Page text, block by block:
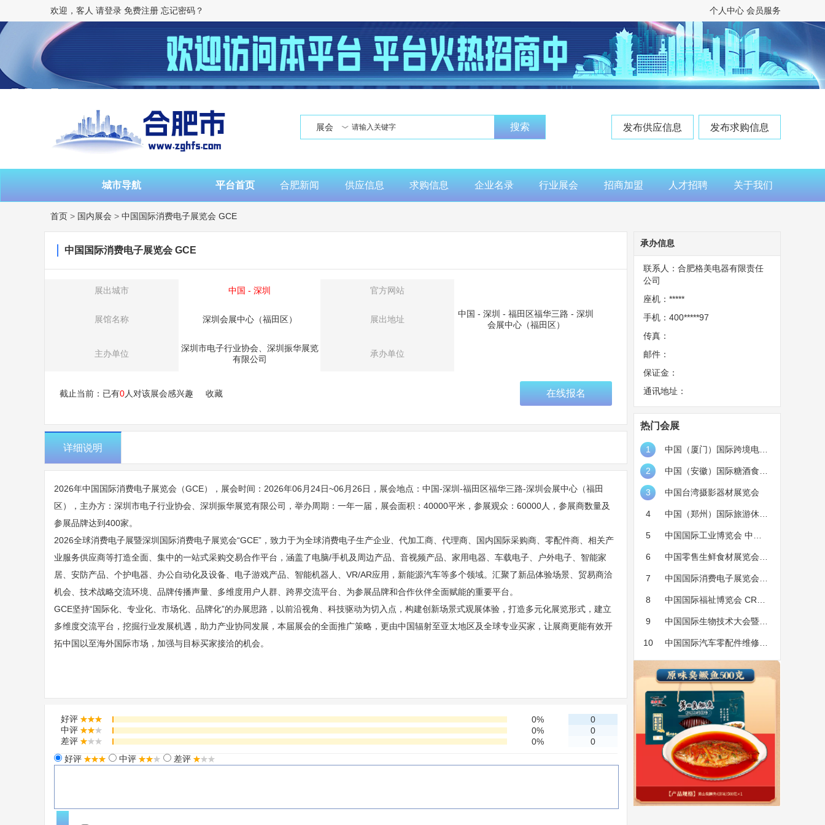
欢迎，客人 请登录 免费注册 忘记密码？ 个人中心 会员服务
展会 搜索 发布供应信息 发布求购信息
城市导航 平台首页 合肥新闻 供应信息 求购信息 企业名录 行业展会 招商加盟 人才招聘 关于我们
首页 > 国内展会 > 中国国际消费电子展览会 GCE
承办信息
联系人：合肥格美电器有限责任
公司
座机：*****
手机：400*****97
传真：
邮件：
保证金：
通讯地址：
热门会展
1 中国（厦门）国际跨境电商
展览会
2 中国（安徽）国际糖酒食品
展览会 CAWFF
3 中国台湾摄影器材展览会
4 中国（郑州）国际旅游休闲
娱乐产业博览会 CAE
5 中国国际工业博览会 中国
国际工业博览会 CIIF
6 中国零售生鲜食材展览会
FMR
7 中国国际消费电子展览会
GCE
8 中国国际福祉博览会 CR
EXPO
9 中国国际生物技术大会暨展
览会 BTE
10 中国国际汽车零配件维修检
中国国际消费电子展览会 GCE
展出城市 中国 - 深圳 官方网站
展馆名称 深圳会展中心（福田区） 展出地址
中国 - 深圳 - 福田区福华三路 - 深圳
会展中心（福田区）
主办单位
深圳市电子行业协会、深圳振华展览
有限公司
承办单位
截止当前：已有0人对该展会感兴趣 收藏 在线报名
详细说明
2026年中国国际消费电子展览会（GCE），展会时间：2026年06月24日~06月26日，展会地点：中国-深圳-福田区福华三路-深圳会展中心（福田
区），主办方：深圳市电子行业协会、深圳振华展览有限公司，举办周期：一年一届，展会面积：40000平米，参展观众：60000人，参展商数量及
参展品牌达到400家。
2026全球消费电子展暨深圳国际消费电子展览会“GCE”，致力于为全球消费电子生产企业、代加工商、代理商、国内国际采购商、零配件商、相关产
业服务供应商等打造全面、集中的一站式采购交易合作平台，涵盖了电脑/手机及周边产品、音视频产品、家用电器、车载电子、户外电子、智能家
居、安防产品、个护电器、办公自动化及设备、电子游戏产品、智能机器人、VR/AR应用，新能源汽车等多个领域。汇聚了新品体验场景、贸易商洽
机会、技术战略交流环境、品牌传播声量、多维度用户人群、跨界交流平台、为参展品牌和合作伙伴全面赋能的重要平台。
GCE坚持“国际化、专业化、市场化、品牌化”的办展思路，以前沿视角、科技驱动为切入点，构建创新场景式观展体验，打造多元化展览形式，建立
多维度交流平台，挖掘行业发展机遇，助力产业协同发展，本届展会的全面推广策略，更由中国辐射至亚太地区及全球专业买家，让展商更能有效开
拓中国以至海外国际市场，加强与目标买家接洽的机会。
好评 0%
0
中评
0%
0
差评
0%
0
好评
中评 差评